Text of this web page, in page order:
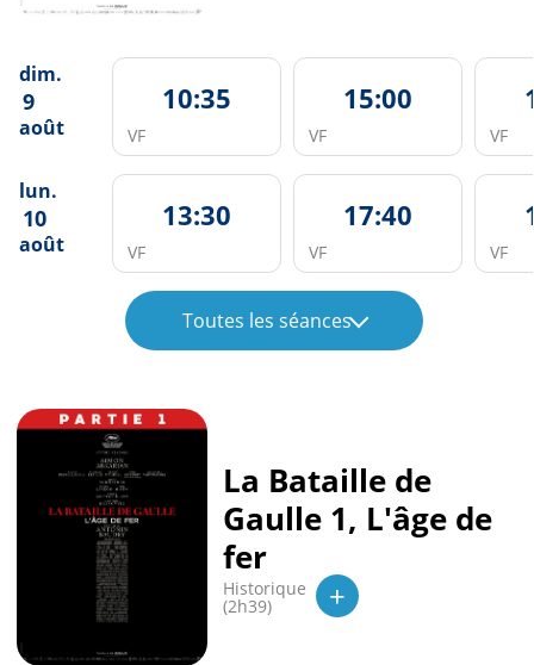
dim.
9
août
10:35
VF
15:00
VF VF
lun.
10
août
13:30
VF
17:40
VF VF
Toutes les séances
La Bataille de
Gaulle 1, L'âge de
fer
Historique
(2h39) +